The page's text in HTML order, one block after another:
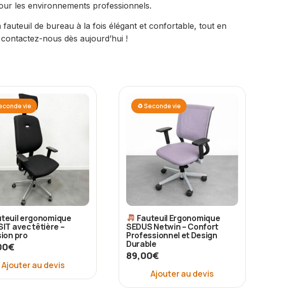
les environnements professionnels.
de bureau à la fois élégant et confortable, tout en
nous dès aujourd’hui !
vie
ergonomique
avec têtière –
pro
€
Ajouter au devis
♻ Seconde vie
Fauteuil Ergonomique
SEDUS Netwin – Confort
Professionnel et Design
Durable
89,00€
Ajouter au devis